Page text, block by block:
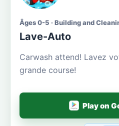
Âges 0-5 · Building and
Lave-Auto
Carwash attend! Lavez
grande course!
Play on